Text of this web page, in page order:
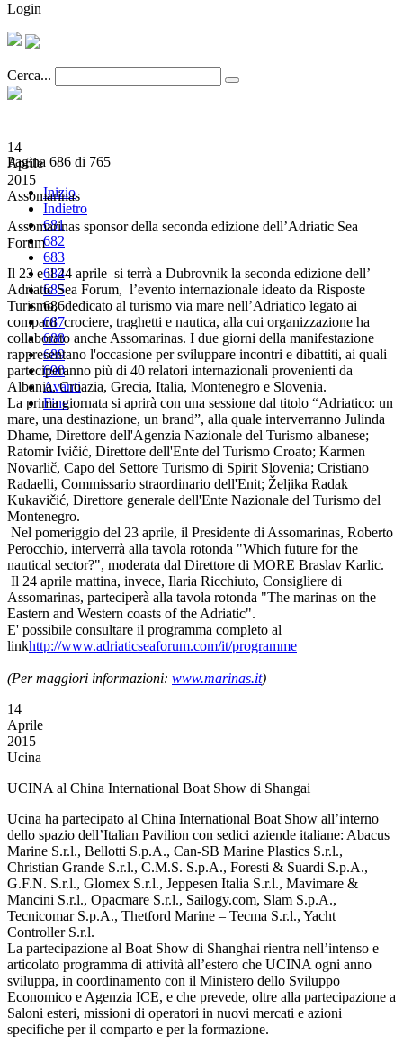
Login
Cerca...
14
Aprile
2015
Assomarinas
Assomarinas sponsor della seconda edizione dell’Adriatic Sea
Forum
Il 23 e il 24 aprile si terrà a Dubrovnik la seconda edizione dell’
Adriatic Sea Forum, l’evento internazionale ideato da Risposte
Turismo, dedicato al turismo via mare nell’Adriatico legato ai
comparti crociere, traghetti e nautica, alla cui organizzazione ha
collaborato anche Assomarinas. I due giorni della manifestazione
rappresentano l'occasione per sviluppare incontri e dibattiti, ai quali
parteciperanno più di 40 relatori internazionali provenienti da
Albania, Croazia, Grecia, Italia, Montenegro e Slovenia.
La prima giornata si aprirà con una sessione dal titolo “Adriatico: un
mare, una destinazione, un brand”, alla quale interverranno Julinda
Dhame, Direttore dell'Agenzia Nazionale del Turismo albanese;
Ratomir Ivičić, Direttore dell'Ente del Turismo Croato; Karmen
Novarlič, Capo del Settore Turismo di Spirit Slovenia; Cristiano
Radaelli, Commissario straordinario dell'Enit; Željika Radak
Kukavičić, Direttore generale dell'Ente Nazionale del Turismo del
Montenegro.
Nel pomeriggio del 23 aprile, il Presidente di Assomarinas, Roberto
Perocchio, interverrà alla tavola rotonda "Which future for the
nautical sector?", moderata dal Direttore di MORE Braslav Karlic.
Il 24 aprile mattina, invece, Ilaria Ricchiuto, Consigliere di
Assomarinas, parteciperà alla tavola rotonda "The marinas on the
Eastern and Western coasts of the Adriatic".
E' possibile consultare il programma completo al
linkhttp://www.adriaticseaforum.com/it/programme
(Per maggiori informazioni: www.marinas.it)
14
Aprile
2015
Ucina
UCINA al China International Boat Show di Shangai
Ucina ha partecipato al China International Boat Show all’interno
dello spazio dell’Italian Pavilion con sedici aziende italiane: Abacus
Marine S.r.l., Bellotti S.p.A., Can-SB Marine Plastics S.r.l.,
Christian Grande S.r.l., C.M.S. S.p.A., Foresti & Suardi S.p.A.,
G.F.N. S.r.l., Glomex S.r.l., Jeppesen Italia S.r.l., Mavimare &
Mancini S.r.l., Opacmare S.r.l., Sailogy.com, Slam S.p.A.,
Tecnicomar S.p.A., Thetford Marine – Tecma S.r.l., Yacht
Controller S.r.l.
La partecipazione al Boat Show di Shanghai rientra nell’intenso e
articolato programma di attività all’estero che UCINA ogni anno
sviluppa, in coordinamento con il Ministero dello Sviluppo
Economico e Agenzia ICE, e che prevede, oltre alla partecipazione a
Saloni esteri, missioni di operatori in nuovi mercati e azioni
specifiche per il comparto e per la formazione.
Pagina 686 di 765
Inizio
Indietro
681
682
683
684
685
686
687
688
689
690
Avanti
Fine